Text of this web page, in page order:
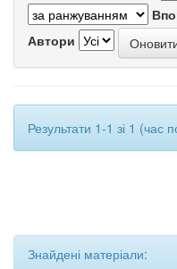
Автори
Результати 1-1 зі 1 (час
Знайдені матеріали: